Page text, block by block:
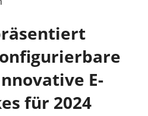
E-
für 2024